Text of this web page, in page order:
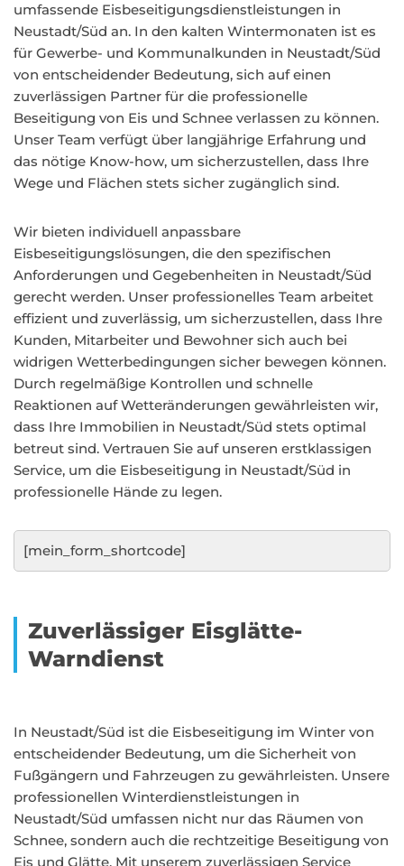
umfassende Eisbeseitigungsdienstleistungen in
Neustadt/Süd an. In den kalten Wintermonaten ist es
für Gewerbe- und Kommunalkunden in Neustadt/Süd
von entscheidender Bedeutung, sich auf einen
zuverlässigen Partner für die professionelle
Beseitigung von Eis und Schnee verlassen zu können.
Unser Team verfügt über langjährige Erfahrung und
das nötige Know-how, um sicherzustellen, dass Ihre
Wege und Flächen stets sicher zugänglich sind.
Wir bieten individuell anpassbare
Eisbeseitigungslösungen, die den spezifischen
Anforderungen und Gegebenheiten in Neustadt/Süd
gerecht werden. Unser professionelles Team arbeitet
effizient und zuverlässig, um sicherzustellen, dass Ihre
Kunden, Mitarbeiter und Bewohner sich auch bei
widrigen Wetterbedingungen sicher bewegen können.
Durch regelmäßige Kontrollen und schnelle
Reaktionen auf Wetteränderungen gewährleisten wir,
dass Ihre Immobilien in Neustadt/Süd stets optimal
betreut sind. Vertrauen Sie auf unseren erstklassigen
Service, um die Eisbeseitigung in Neustadt/Süd in
professionelle Hände zu legen.
[mein_form_shortcode]
Zuverlässiger Eisglätte-
Warndienst
In Neustadt/Süd ist die Eisbeseitigung im Winter von
entscheidender Bedeutung, um die Sicherheit von
Fußgängern und Fahrzeugen zu gewährleisten. Unsere
professionellen Winterdienstleistungen in
Neustadt/Süd umfassen nicht nur das Räumen von
Schnee, sondern auch die rechtzeitige Beseitigung von
Eis und Glätte. Mit unserem zuverlässigen Service